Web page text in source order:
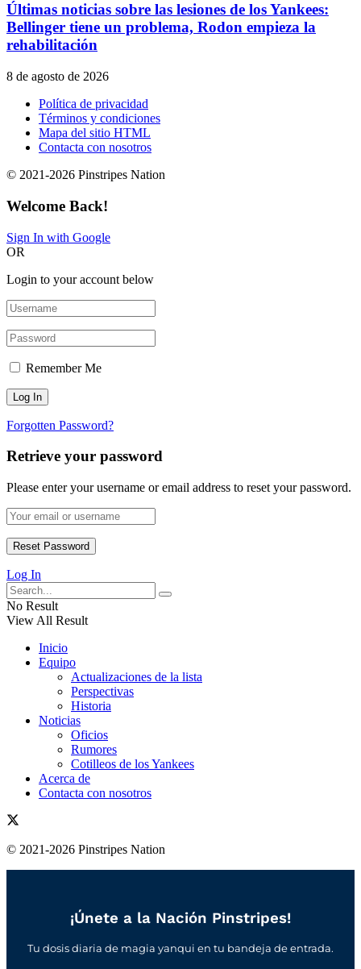
Últimas noticias sobre las lesiones de los Yankees:
Bellinger tiene un problema, Rodon empieza la
rehabilitación
8 de agosto de 2026
Política de privacidad
Términos y condiciones
Mapa del sitio HTML
Contacta con nosotros
© 2021-2026 Pinstripes Nation
Welcome Back!
Sign In with Google
OR
Login to your account below
Remember Me
Forgotten Password?
Retrieve your password
Please enter your username or email address to reset your password.
Log In
No Result
View All Result
Inicio
Equipo
Actualizaciones de la lista
Perspectivas
Historia
Noticias
Oficios
Rumores
Cotilleos de los Yankees
Acerca de
Contacta con nosotros
© 2021-2026 Pinstripes Nation
¡Únete a la Nación Pinstripes!
Tu dosis diaria de magia yanqui en tu bandeja de entrada.